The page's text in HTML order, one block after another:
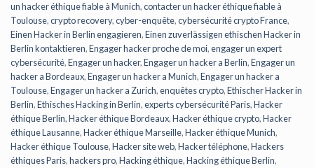
un hacker éthique fiable à Munich,contacter un hacker éthique fiable à
Toulouse,crypto recovery,cyber-enquête,cybersécurité crypto France,
Einen Hacker in Berlin engagieren,Einen zuverlässigen ethischen Hacker in
Berlin kontaktieren,Engager hacker proche de moi,engager un expert
cybersécurité,Engager un hacker,Engager un hacker a Berlin,Engager un
hacker a Bordeaux,Engager un hacker a Munich,Engager un hacker a
Toulouse,Engager un hacker a Zurich,enquêtes crypto,Ethischer Hacker in
Berlin,Ethisches Hacking in Berlin,experts cybersécurité Paris,Hacker
éthique Berlin,Hacker éthique Bordeaux,Hacker éthique crypto,Hacker
éthique Lausanne,Hacker éthique Marseille,Hacker éthique Munich,
Hacker éthique Toulouse,Hacker site web,Hacker téléphone,Hackers
éthiques Paris,hackers pro,Hacking éthique,Hacking éthique Berlin,